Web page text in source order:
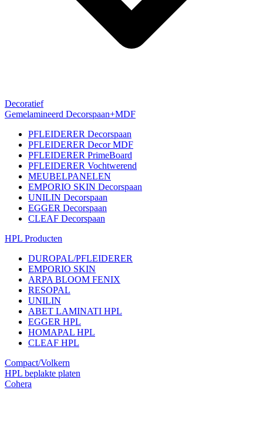
Decoratief
Gemelamineerd Decorspaan+MDF
PFLEIDERER Decorspaan
PFLEIDERER Decor MDF
PFLEIDERER PrimeBoard
PFLEIDERER Vochtwerend
MEUBELPANELEN
EMPORIO SKIN Decorspaan
UNILIN Decorspaan
EGGER Decorspaan
CLEAF Decorspaan
HPL Producten
DUROPAL/PFLEIDERER
EMPORIO SKIN
ARPA BLOOM FENIX
RESOPAL
UNILIN
ABET LAMINATI HPL
EGGER HPL
HOMAPAL HPL
CLEAF HPL
Compact/Volkern
HPL beplakte platen
Cohera